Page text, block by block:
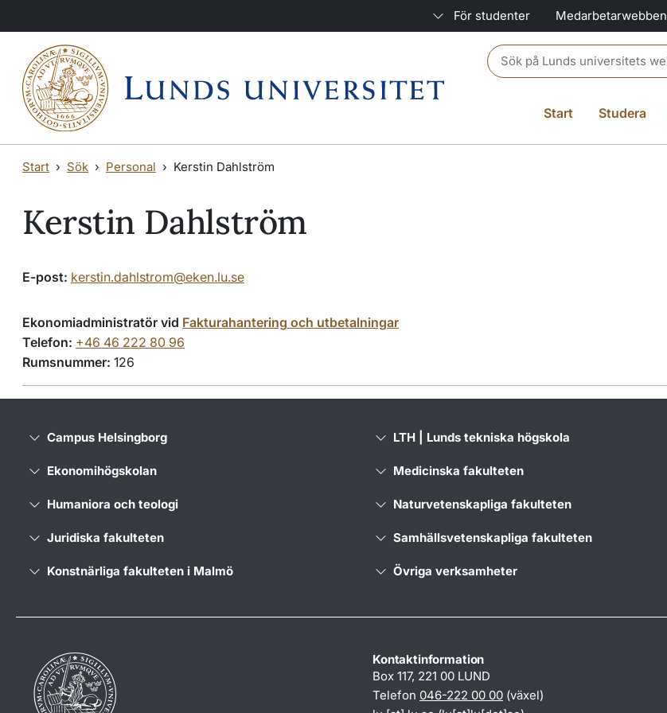
För studenter Medarbetarwebben
Header search
Start Studera
Start Sök Personal Kerstin Dahlström
Kerstin Dahlström
E-post: kerstin.dahlstrom@eken.lu.se
Ekonomiadministratör vid Fakturahantering och utbetalningar
Telefon: +46 46 222 80 96
Rumsnummer: 126
Campus Helsingborg
Ekonomihögskolan
Humaniora och teologi
Juridiska fakulteten
Konstnärliga fakulteten i Malmö
LTH | Lunds tekniska högskola
Medicinska fakulteten
Naturvetenskapliga fakulteten
Samhällsvetenskapliga fakulteten
Övriga verksamheter
Kontaktinformation
Box 117, 221 00 LUND
Telefon 046-222 00 00 (växel)